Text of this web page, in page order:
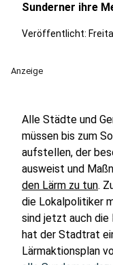
Sunderner ihre
Veröffentlicht:
Anzeige
Alle Städte und
müssen bis zum
aufstellen, der
ausweist und
den Lärm zu tun.
die Lokalpolitiker
sind jetzt auch die
hat der Stadtrat
Lärmaktionsplan